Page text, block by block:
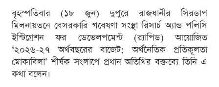
বৃহস্পতিবার (১৮ জুন) দুপুরে রাজধানীর সিরডাপ
মিলনায়তনে বেসরকারি গবেষণা সংস্থা রিসার্চ অ্যান্ড পলিসি
ইন্টিগ্রেশন ফর ডেভেলপমেন্ট (র‍্যাপিড) আয়োজিত
‘২০২৬-২৭ অর্থবছরের বাজেট: অর্থনৈতিক প্রতিকূলতা
মোকাবিলা’ শীর্ষক সংলাপে প্রধান অতিথির বক্তব্যে তিনি এ
কথা বলেন।